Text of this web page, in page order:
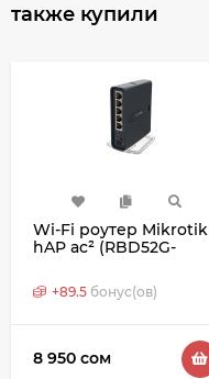
также купили
Wi-Fi роутер Mikrotik
hAP ac² (RBD52G-
+89.5 бонус(ов)
8 950 сом